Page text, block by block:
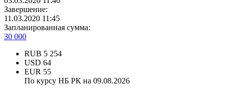
Завершение:
11.03.2020 11:45
Запланированная сумма:
30 000
RUB 5 254
USD 64
EUR 55
По курсу НБ РК на 09.08.2026